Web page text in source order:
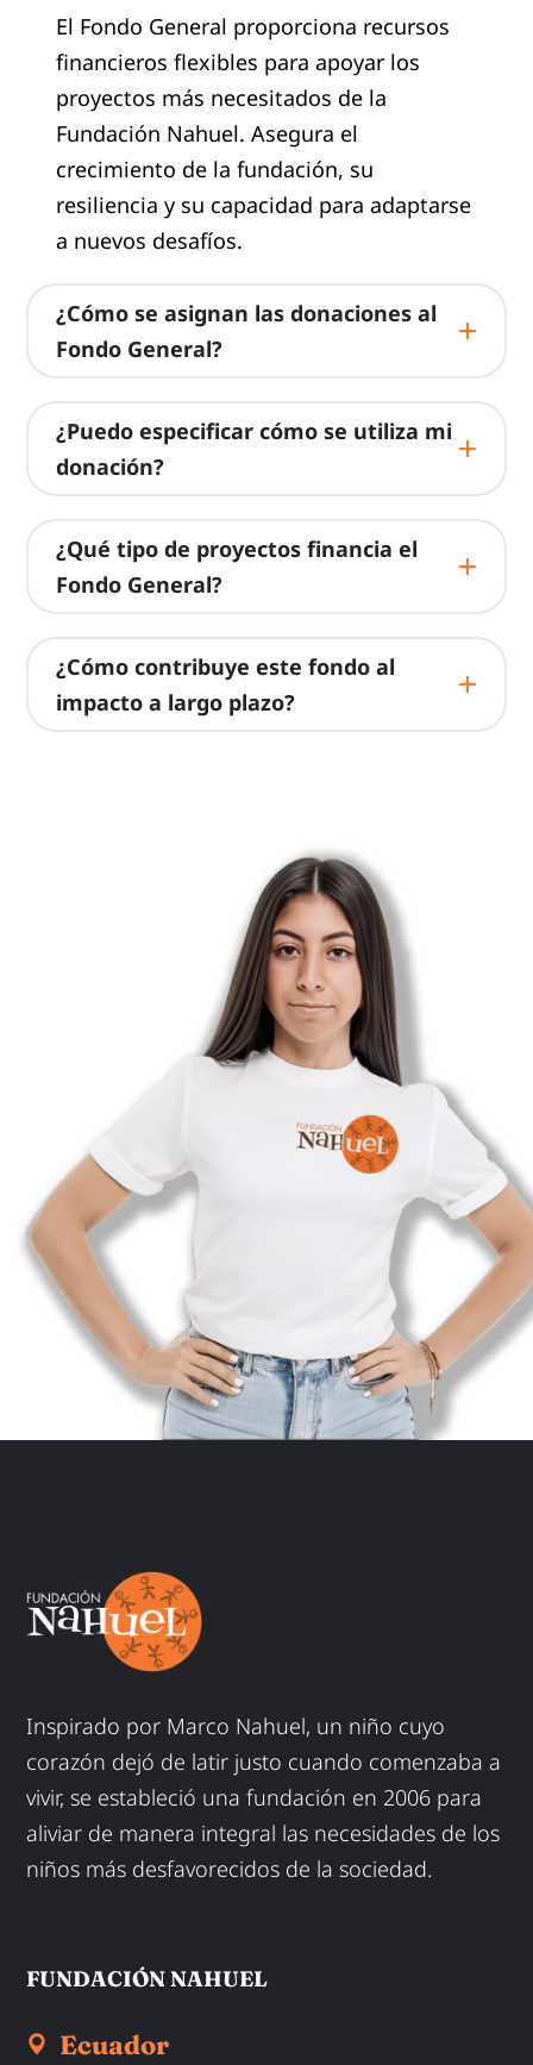
El Fondo General proporciona recursos
financieros flexibles para apoyar los
proyectos más necesitados de la
Fundación Nahuel. Asegura el
crecimiento de la fundación, su
resiliencia y su capacidad para adaptarse
a nuevos desafíos.
¿Cómo se asignan las donaciones al
Fondo General?
¿Puedo especificar cómo se utiliza mi
donación?
¿Qué tipo de proyectos financia el
Fondo General?
¿Cómo contribuye este fondo al
impacto a largo plazo?
Inspirado por Marco Nahuel, un niño cuyo
corazón dejó de latir justo cuando comenzaba a
vivir, se estableció una fundación en 2006 para
aliviar de manera integral las necesidades de los
niños más desfavorecidos de la sociedad.
FUNDACIÓN NAHUEL
Ecuador